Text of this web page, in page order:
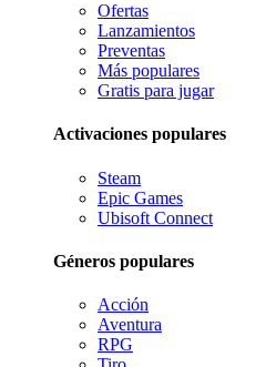
Ofertas
Lanzamientos
Preventas
Más populares
Gratis para jugar
Activaciones populares
Steam
Epic Games
Ubisoft Connect
Géneros populares
Acción
Aventura
RPG